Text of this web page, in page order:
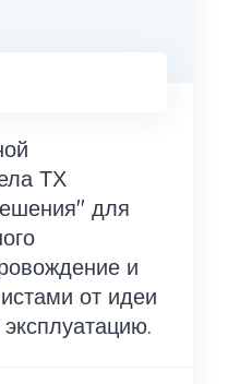
ТХ
для
и
от идеи